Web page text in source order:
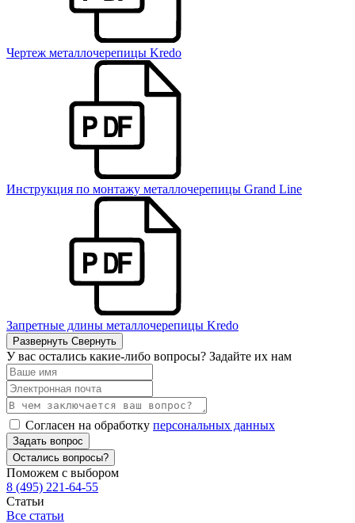
Чертеж металлочерепицы Kredo
Инструкция по монтажу металлочерепицы Grand Line
Запретные длины металлочерепицы Kredo
Развернуть Свернуть
У вас остались какие-либо вопросы? Задайте их нам
Согласен на обработку персональных данных
Задать вопрос
Остались вопросы?
Поможем с выбором
8 (495) 221-64-55
Статьи
Все статьи